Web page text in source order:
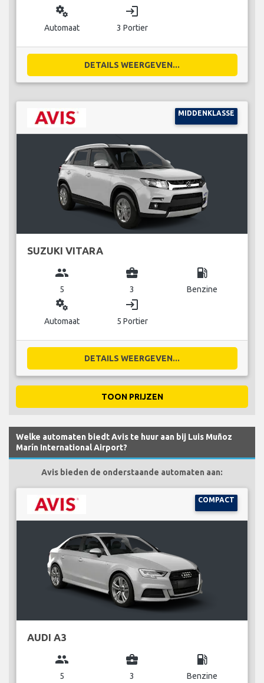
miscellaneous_services
Automaat
login
3 Portier
DETAILS WEERGEVEN...
MIDDENKLASSE
SUZUKI VITARA
group
5
business_center
3
local_gas_station
Benzine
miscellaneous_services
Automaat
login
5 Portier
DETAILS WEERGEVEN...
TOON PRIJZEN
Welke automaten biedt Avis te huur aan bij Luis Muñoz
Marín International Airport?
Avis bieden de onderstaande automaten aan:
COMPACT
AUDI A3
group
5
business_center
3
local_gas_station
Benzine